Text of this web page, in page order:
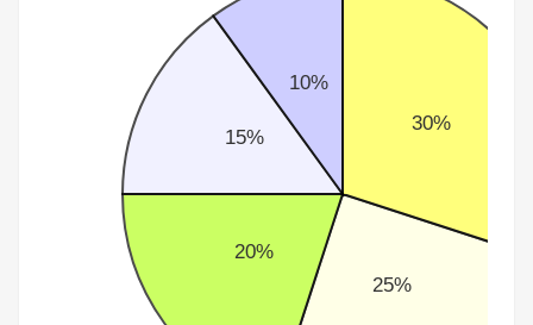
15%
25%
20%
10%
30%